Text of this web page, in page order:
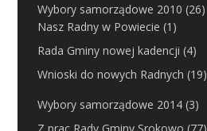
Wybory samorządowe 2010 (26)
Nasz Radny w Powiecie (1)
Rada Gminy nowej kadencji (4)
Wnioski do nowych Radnych (19)
Wybory samorządowe 2014(3)
Z prac Rady Gminy Srokowo (77)